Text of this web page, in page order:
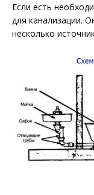
Если есть
для канализации.
несколько